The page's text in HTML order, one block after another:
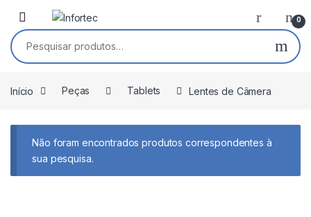
Saltar para navegação
Pular para o conteúdo
0
Pesquisar por:
Início Peças Tablets Lentes de Câmera
Não foram encontrados produtos correspondentes à
sua pesquisa.